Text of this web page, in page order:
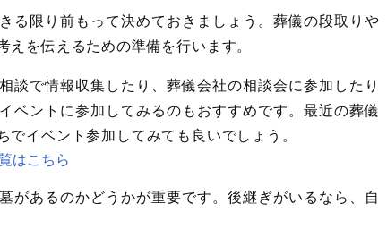
る限り前もって決めておきましょう。葬儀の段取りや
を伝えるための準備を行います。
談で情報収集したり、葬儀会社の相談会に参加したり
ベントに参加してみるのもおすすめです。最近の葬儀
イベント参加してみても良いでしょう。
はこちら
があるのかどうかが重要です。後継ぎがいるなら、自